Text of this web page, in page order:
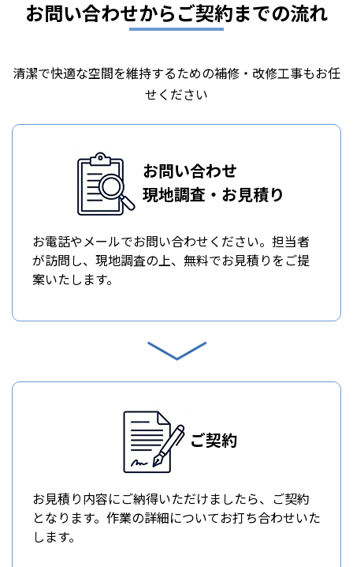
お問い合わせからご契約までの流れ
清潔で快適な空間を維持するための補修・改修工事もお任
せください
お問い合わせ
現地調査・お見積り
お電話やメールでお問い合わせください。担当者
が訪問し、現地調査の上、無料でお見積りをご提
案いたします。
ご契約
お見積り内容にご納得いただけましたら、ご契約
となります。作業の詳細についてお打ち合わせいた
します。